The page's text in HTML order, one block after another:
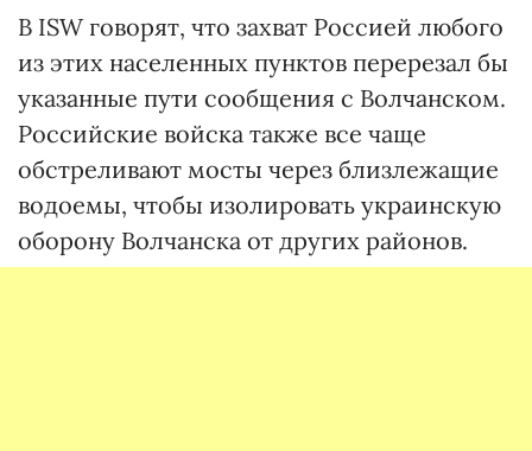
В ISW говорят, что захват Россией любого
из этих населенных пунктов перерезал бы
указанные пути сообщения с Волчанском.
Российские войска также все чаще
обстреливают мосты через близлежащие
водоемы, чтобы изолировать украинскую
оборону Волчанска от других районов.